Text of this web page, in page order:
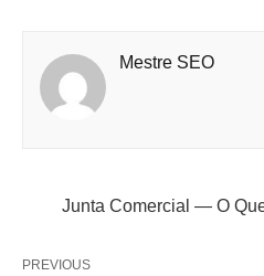
Mestre SEO
Junta Comercial — O
PREVIOUS